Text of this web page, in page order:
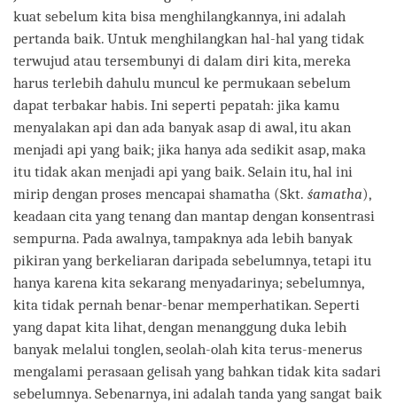
kuat sebelum kita bisa menghilangkannya, ini adalah
pertanda baik. Untuk menghilangkan hal-hal yang tidak
terwujud atau tersembunyi di dalam diri kita, mereka
harus terlebih dahulu muncul ke permukaan sebelum
dapat terbakar habis. Ini seperti pepatah: jika kamu
menyalakan api dan ada banyak asap di awal, itu akan
menjadi api yang baik; jika hanya ada sedikit asap, maka
itu tidak akan menjadi api yang baik. Selain itu, hal ini
mirip dengan proses mencapai shamatha (Skt. śamatha),
keadaan cita yang tenang dan mantap dengan konsentrasi
sempurna. Pada awalnya, tampaknya ada lebih banyak
pikiran yang berkeliaran daripada sebelumnya, tetapi itu
hanya karena kita sekarang menyadarinya; sebelumnya,
kita tidak pernah benar-benar memperhatikan. Seperti
yang dapat kita lihat, dengan menanggung duka lebih
banyak melalui tonglen, seolah-olah kita terus-menerus
mengalami perasaan gelisah yang bahkan tidak kita sadari
sebelumnya. Sebenarnya, ini adalah tanda yang sangat baik